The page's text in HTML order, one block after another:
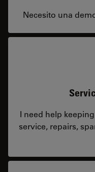
Necesito una
I need help
service, repairs,